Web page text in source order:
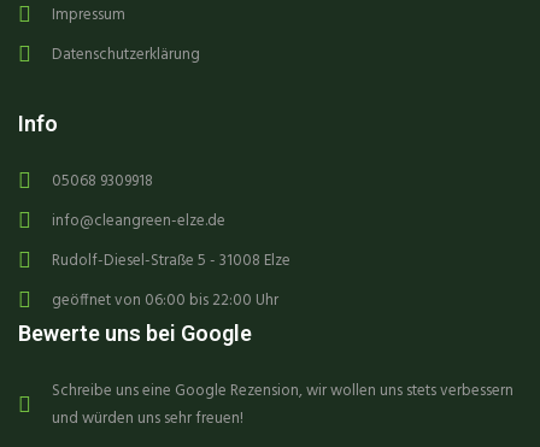
Impressum
Datenschutzerklärung
Info
05068 9309918
info@cleangreen-elze.de
Rudolf-Diesel-Straße 5 - 31008 Elze
geöffnet von 06:00 bis 22:00 Uhr
Bewerte uns bei Google
Schreibe uns eine Google Rezension, wir wollen uns stets verbessern
und würden uns sehr freuen!